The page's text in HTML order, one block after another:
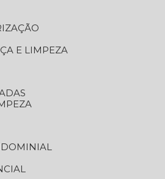
E LIMPEZA